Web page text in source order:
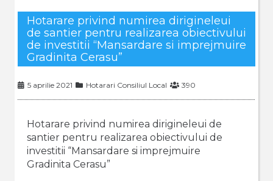
Hotarare privind numirea dirigineleui
de santier pentru realizarea obiectivului
de investitii “Mansardare si imprejmuire
Gradinita Cerasu”
5 aprilie 2021 Hotarari Consiliul Local 390
Hotarare privind numirea dirigineleui de
santier pentru realizarea obiectivului de
investitii “Mansardare si imprejmuire
Gradinita Cerasu”